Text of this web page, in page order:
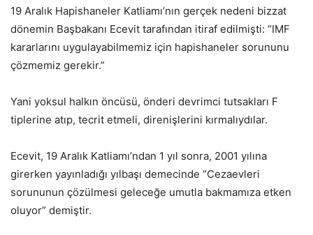
19 Aralık Hapishaneler Katliamı’nın gerçek nedeni bizzat
dönemin Başbakanı Ecevit tarafından itiraf edilmişti: “IMF
kararlarını uygulayabilmemiz için hapishaneler sorununu
çözmemiz gerekir.”
Yani yoksul halkın öncüsü, önderi devrimci tutsakları F
tiplerine atıp, tecrit etmeli, direnişlerini kırmalıydılar.
Ecevit, 19 Aralık Katliamı’ndan 1 yıl sonra, 2001 yılına
girerken yayınladığı yılbaşı demecinde “Cezaevleri
sorununun çözülmesi geleceğe umutla bakmamıza etken
oluyor” demiştir.